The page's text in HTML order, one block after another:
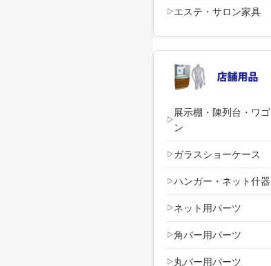
エステ・サロン家具
展示棚・陳列台・ワゴ
ン
ガラスショーケース
ハンガー・ネット什器
ネット用パーツ
角バー用パーツ
丸バー用パーツ